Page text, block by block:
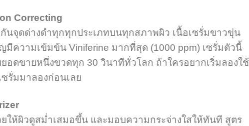
Correcting
จุดด่างดำทุกทุกประเภทบนทุกสภาพผิว เนื้อเซรั่มขาวขุ่น
มีความเข้มข้น Viniferine มากที่สุด (1000 ppm) เซรั่มตัวนี้
อดขายหนึ่งขวดทุก 30 วินาทีทั่วโลก ถ้าใครอยากเริ่มลองใช้
รั่มมาลองก่อนเลย
ให้ผิวดูสม่ำเสมอขึ้น และมอบความกระจ่างใสให้ทันที สูตร